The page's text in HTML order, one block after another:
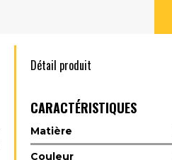
Détail produit
CARACTÉRISTIQUES
Matière
Couleur